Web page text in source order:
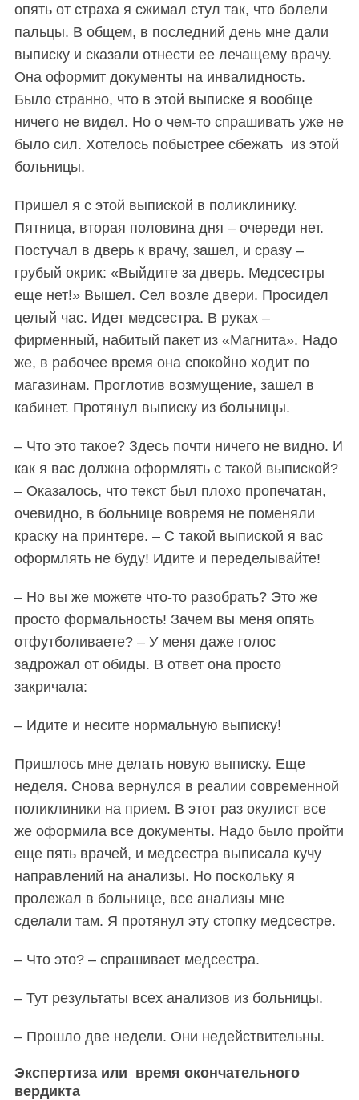
опять от страха я сжимал стул так, что болели
пальцы. В общем, в последний день мне дали
выписку и сказали отнести ее лечащему врачу.
Она оформит документы на инвалидность.
Было странно, что в этой выписке я вообще
ничего не видел. Но о чем-то спрашивать уже не
было сил. Хотелось побыстрее сбежать из этой
больницы.
Пришел я с этой выпиской в поликлинику.
Пятница, вторая половина дня – очереди нет.
Постучал в дверь к врачу, зашел, и сразу –
грубый окрик: «Выйдите за дверь. Медсестры
еще нет!» Вышел. Сел возле двери. Просидел
целый час. Идет медсестра. В руках –
фирменный, набитый пакет из «Магнита». Надо
же, в рабочее время она спокойно ходит по
магазинам. Проглотив возмущение, зашел в
кабинет. Протянул выписку из больницы.
– Что это такое? Здесь почти ничего не видно. И
как я вас должна оформлять с такой выпиской?
– Оказалось, что текст был плохо пропечатан,
очевидно, в больнице вовремя не поменяли
краску на принтере. – С такой выпиской я вас
оформлять не буду! Идите и переделывайте!
– Но вы же можете что-то разобрать? Это же
просто формальность! Зачем вы меня опять
отфутболиваете? – У меня даже голос
задрожал от обиды. В ответ она просто
закричала:
– Идите и несите нормальную выписку!
Пришлось мне делать новую выписку. Еще
неделя. Снова вернулся в реалии современной
поликлиники на прием. В этот раз окулист все
же оформила все документы. Надо было пройти
еще пять врачей, и медсестра выписала кучу
направлений на анализы. Но поскольку я
пролежал в больнице, все анализы мне
сделали там. Я протянул эту стопку медсестре.
– Что это? – спрашивает медсестра.
– Тут результаты всех анализов из больницы.
– Прошло две недели. Они недействительны.
Экспертиза или время окончательного
вердикта